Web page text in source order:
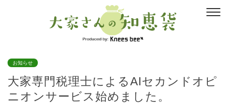
お知らせ
大家専門税理士によるAIセカンドオピ
ニオンサービス始めました。